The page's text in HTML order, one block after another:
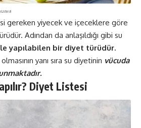
Listesi!
gereken yiyecek ve içeceklere göre
Adından da anlaşıldığı gibi su
yapılabilen bir diyet türüdür.
yanı sıra su diyetinin vücuda
Diyet Listesi